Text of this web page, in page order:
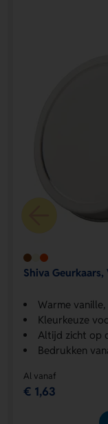
Shiva Geurkaars,
Warme
Kleurkeuze
Altijd zicht op
Bedrukken
Al vanaf
€ 1,63